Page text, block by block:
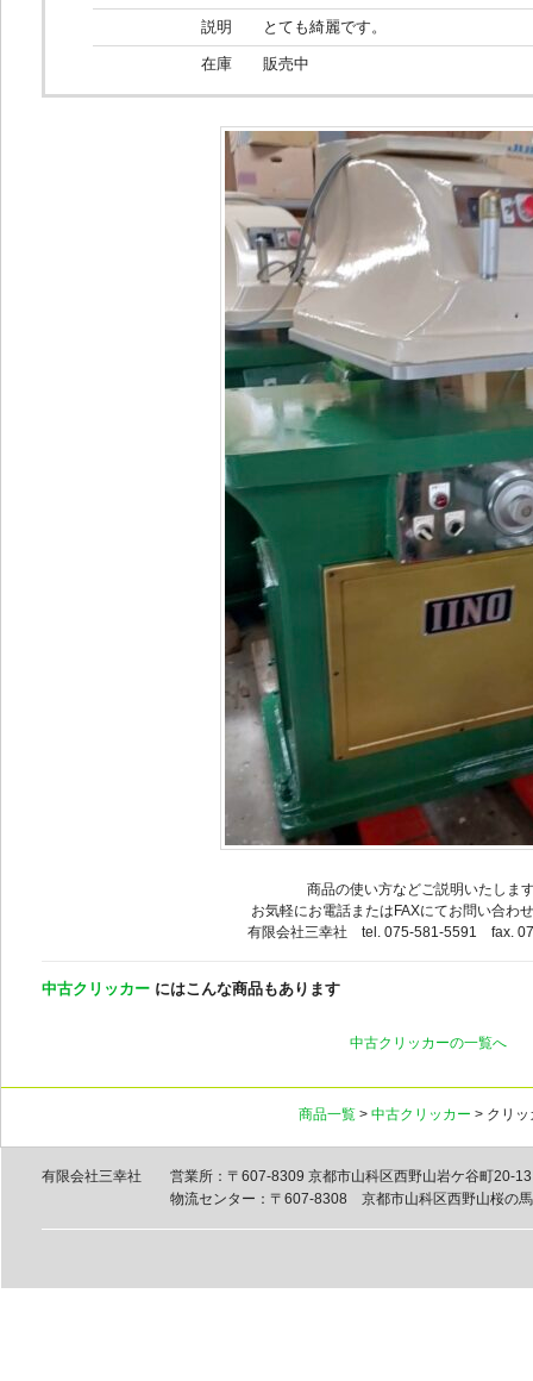
説明 とても綺麗です。
在庫 販売中
商品の使い方などご説明いたしま
お気軽にお電話またはFAXにてお問い合わ
有限会社三幸社 tel. 075-581-5591 fax.
中古クリッカー にはこんな商品もあります
中古クリッカーの一覧へ
商品一覧 > 中古クリッカー > クリッ
有限会社三幸社
営業所：〒607-8309 京都市山科区西野山岩ケ谷町20-
物流センター：〒607-8308 京都市山科区西野山桜の